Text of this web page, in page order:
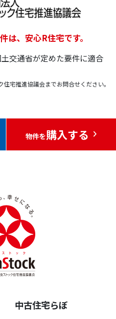
は、安心R住宅です。
交通省が定めた要件に適合
宅推進協議会までお問合せください。
物件を購入する
中古住宅らぼ